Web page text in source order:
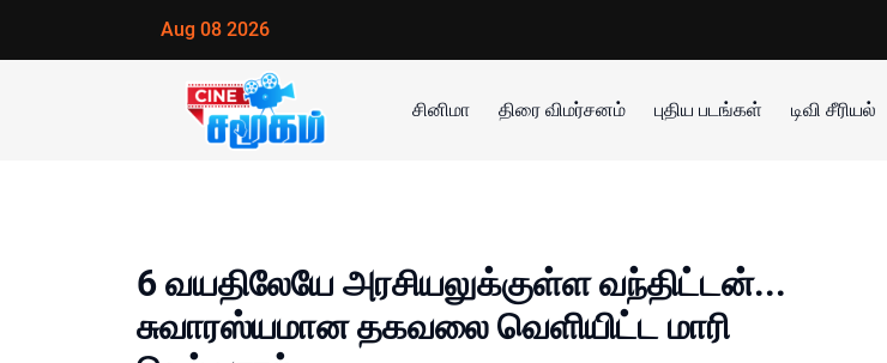
Aug 08 2026
சினிமா திரை விமர்சனம் புதிய படங்கள் டிவி சீரியல்
6 வயதிலேயே அரசியலுக்குள்ள வந்திட்டன்...
சுவாரஸ்யமான தகவலை வெளியிட்ட மாரி